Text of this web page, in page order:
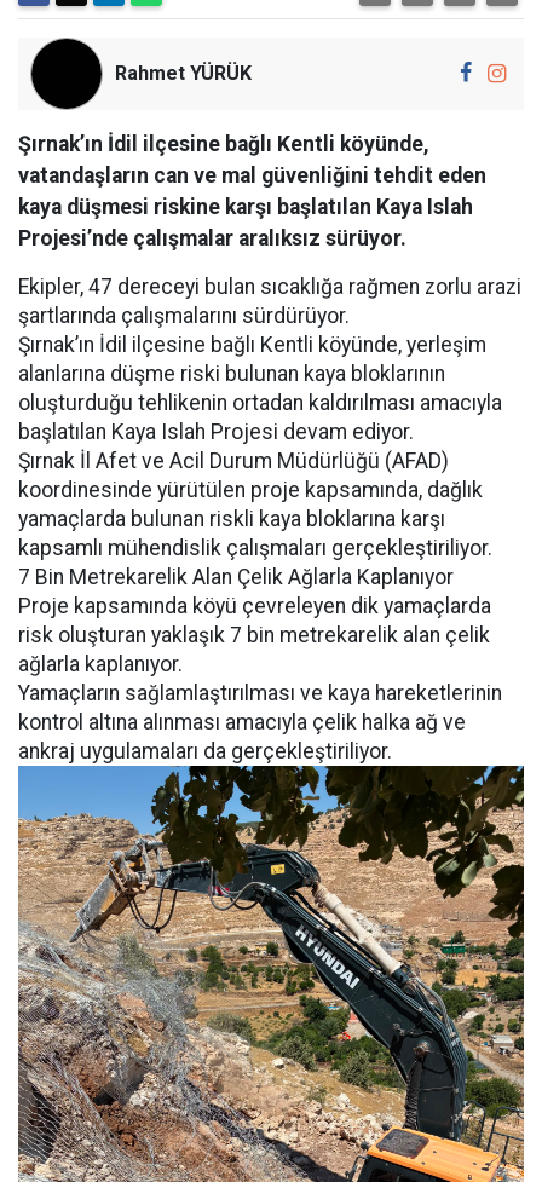
Rahmet YÜRÜK
Şırnak’ın İdil ilçesine bağlı Kentli köyünde,
vatandaşların can ve mal güvenliğini tehdit eden
kaya düşmesi riskine karşı başlatılan Kaya Islah
Projesi’nde çalışmalar aralıksız sürüyor.
Ekipler, 47 dereceyi bulan sıcaklığa rağmen zorlu arazi
şartlarında çalışmalarını sürdürüyor.
Şırnak’ın İdil ilçesine bağlı Kentli köyünde, yerleşim
alanlarına düşme riski bulunan kaya bloklarının
oluşturduğu tehlikenin ortadan kaldırılması amacıyla
başlatılan Kaya Islah Projesi devam ediyor.
Şırnak İl Afet ve Acil Durum Müdürlüğü (AFAD)
koordinesinde yürütülen proje kapsamında, dağlık
yamaçlarda bulunan riskli kaya bloklarına karşı
kapsamlı mühendislik çalışmaları gerçekleştiriliyor.
7 Bin Metrekarelik Alan Çelik Ağlarla Kaplanıyor
Proje kapsamında köyü çevreleyen dik yamaçlarda
risk oluşturan yaklaşık 7 bin metrekarelik alan çelik
ağlarla kaplanıyor.
Yamaçların sağlamlaştırılması ve kaya hareketlerinin
kontrol altına alınması amacıyla çelik halka ağ ve
ankraj uygulamaları da gerçekleştiriliyor.